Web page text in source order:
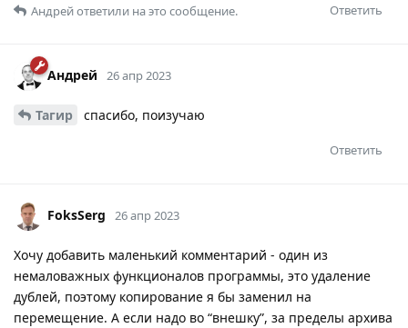
Ответить
Андрейответили на это сообщение.
Андрей 26 апр 2023
Тагир спасибо, поизучаю
Ответить
FoksSerg 26 апр 2023
Хочу добавить маленький комментарий - один из
немаловажных функционалов программы, это удаление
дублей, поэтому копирование я бы заменил на
перемещение. А если надо во “внешку”, за пределы архива